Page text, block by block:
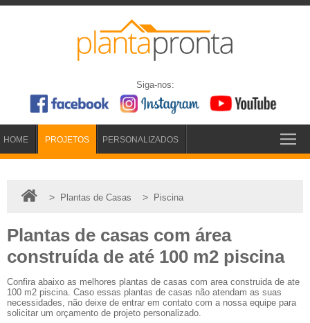
Siga-nos:
HOME PROJETOS PERSONALIZADOS
> Plantas de Casas > Piscina
Plantas de casas com área
construída de até 100 m2 piscina
Confira abaixo as melhores plantas de casas com area construida de ate
100 m2 piscina. Caso essas plantas de casas não atendam as suas
necessidades, não deixe de entrar em contato com a nossa equipe para
solicitar um orçamento de projeto personalizado.